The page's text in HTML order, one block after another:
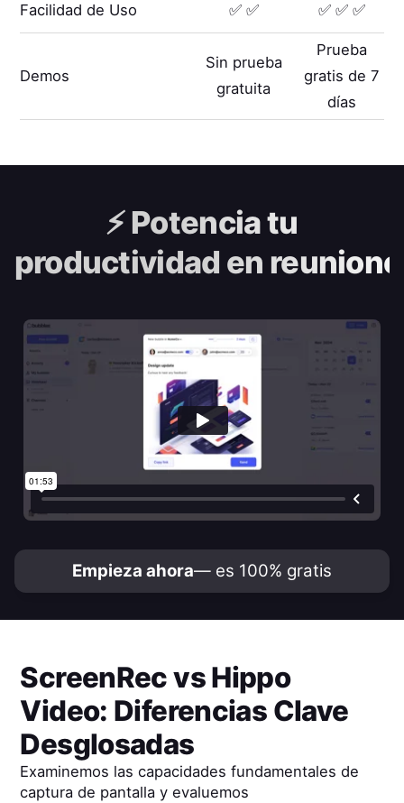
Facilidad de Uso ✅ ✅ ✅ ✅ ✅
Demos
Sin prueba
gratuita
Prueba
gratis de 7
días
⚡️Potencia tu
productividad en
Empieza ahora— es 100% gratis
ScreenRecvsHippo
Video: Diferencias Clave
Desglosadas
Examinemos las capacidades fundamentales de
captura de pantalla y evaluemos